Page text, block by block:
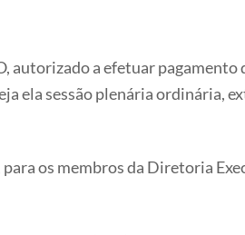
autorizado a efetuar pagamento
ela sessão plenária ordinária,
os membros da Diretoria